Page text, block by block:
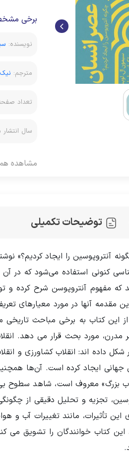
برخی
نویسنده:
مترجم:
تعداد
سال
مشاهده
توضیحات تکمیلی
آنتروپوسین را ایجاد کردیم؟»
کنونی استفاده می‌شود که در آن
که مفهوم آنتروپوسن شرح کرده
مقدمه آنها در مورد معیارهای
کتاب به برخی مباحث تاریخی
مدرن، مورد بحث قرار می دهد.
شکل داده اند: انقلاب کشاورزی و
بزرگ» معروف است، شاهد سطوح
تجزیه و تحلیل دقیقی از
تأثیرات، مانند تغییرات آب و
کتاب خوانندگان را تشویق می